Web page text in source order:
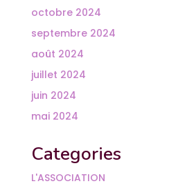
octobre 2024
septembre 2024
août 2024
juillet 2024
juin 2024
mai 2024
Categories
L'ASSOCIATION